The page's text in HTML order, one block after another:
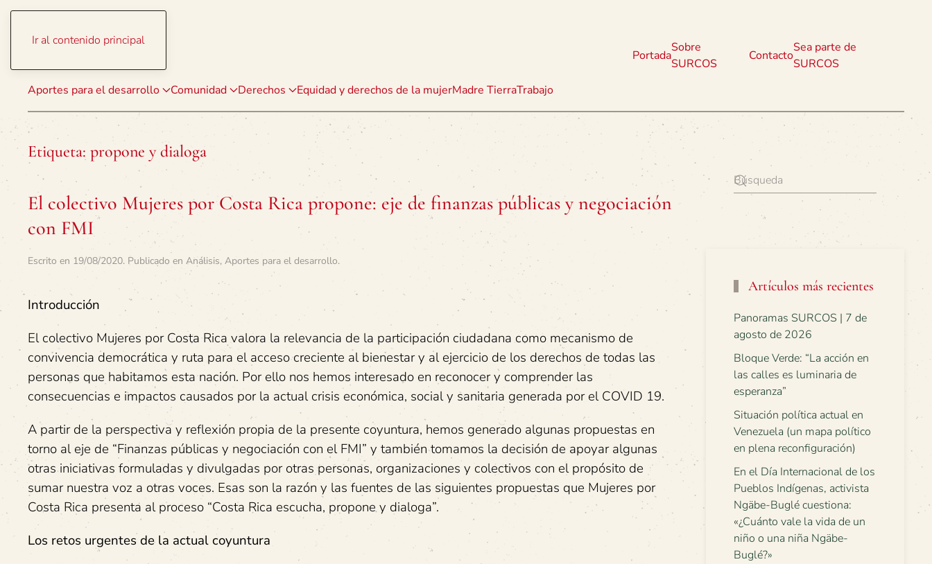
Ir al contenido principal
Aportes para el desarrollo Comunidad Derechos Equidad y derechos de la mujerMadre TierraTrabajo
Portada
Sobre
SURCOS
Contacto
Sea parte de
SURCOS
Etiqueta: propone y dialoga
El colectivo Mujeres por Costa Rica propone: eje de finanzas públicas y negociación
con FMI
Escrito en 19/08/2020. Publicado en Análisis, Aportes para el desarrollo.
Introducción
El colectivo Mujeres por Costa Rica valora la relevancia de la participación ciudadana como mecanismo de
convivencia democrática y ruta para el acceso creciente al bienestar y al ejercicio de los derechos de todas las
personas que habitamos esta nación. Por ello nos hemos interesado en reconocer y comprender las
consecuencias e impactos causados por la actual crisis económica, social y sanitaria generada por el COVID 19.
A partir de la perspectiva y reflexión propia de la presente coyuntura, hemos generado algunas propuestas en
torno al eje de “Finanzas públicas y negociación con el FMI” y también tomamos la decisión de apoyar algunas
otras iniciativas formuladas y divulgadas por otras personas, organizaciones y colectivos con el propósito de
sumar nuestra voz a otras voces. Esas son la razón y las fuentes de las siguientes propuestas que Mujeres por
Costa Rica presenta al proceso “Costa Rica escucha, propone y dialoga”.
Los retos urgentes de la actual coyuntura
Artículos más recientes
Panoramas SURCOS | 7 de
agosto de 2026
Bloque Verde: “La acción en
las calles es luminaria de
esperanza”
Situación política actual en
Venezuela (un mapa político
en plena reconfiguración)
En el Día Internacional de los
Pueblos Indígenas, activista
Ngäbe-Buglé cuestiona:
«¿Cuánto vale la vida de un
niño o una niña Ngäbe-
Buglé?»